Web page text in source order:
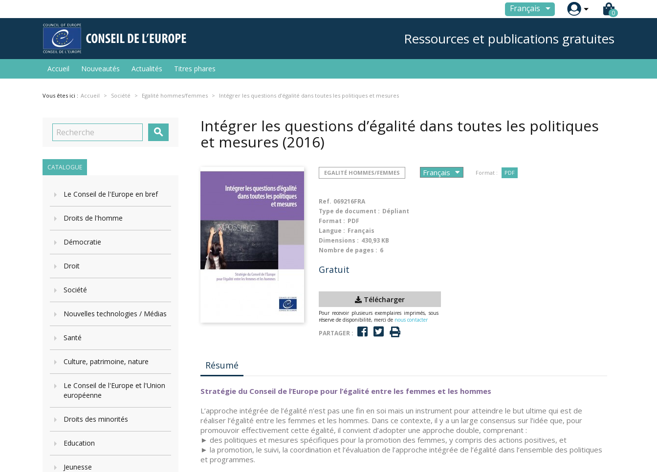
Français  0
Ressources et publications gratuites
Accueil Nouveautés Actualités Titres phares
Vous êtes ici : Accueil Société Egalité hommes/femmes Intégrer les questions d’égalité dans toutes les politiques et mesures

CATALOGUE
Le Conseil de l'Europe en bref
Droits de l'homme
Démocratie
Droit
Société
Nouvelles technologies / Médias
Santé
Culture, patrimoine, nature
Le Conseil de l'Europe et l'Union
européenne
Droits des minorités
Education
Jeunesse
Intégrer les questions d’égalité dans toutes les politiques
et mesures (2016)
EGALITÉ HOMMES/FEMMES Format : PDF
Ref. 069216FRA
Type de document : Dépliant
Format : PDF
Langue : Français
Dimensions : 430,93 KB
Nombre de pages : 6
Gratuit
Télécharger
Pour recevoir plusieurs exemplaires imprimés, sous
réserve de disponibilité, merci de nous contacter
PARTAGER :
Résumé
Stratégie du Conseil de l’Europe pour l’égalité entre les femmes et les hommes
L’approche intégrée de l’égalité n’est pas une fin en soi mais un instrument pour atteindre le but ultime qui est de
réaliser l’égalité entre les femmes et les hommes. Dans ce contexte, il y a un large consensus sur l’idée que, pour
promouvoir effectivement cette égalité, il convient d’adopter une approche double, comprenant :
► des politiques et mesures spécifiques pour la promotion des femmes, y compris des actions positives, et
► la promotion, le suivi, la coordination et l’évaluation de l’approche intégrée de l’égalité dans l’ensemble des politiques
et programmes.